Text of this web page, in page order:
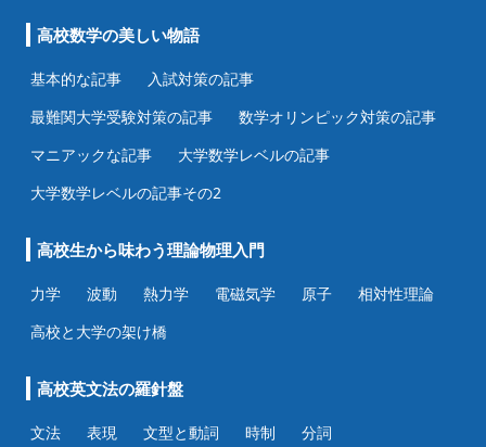
高校数学の美しい物語
基本的な記事
入試対策の記事
最難関大学受験対策の記事
数学オリンピック対策の記事
マニアックな記事
大学数学レベルの記事
大学数学レベルの記事その2
高校生から味わう理論物理入門
力学 波動 熱力学 電磁気学 原子
相対性理論
高校と大学の架け橋
高校英文法の羅針盤
文法 表現 文型と動詞 時制 分詞